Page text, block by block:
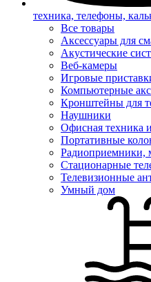
техника, телефоны,
Все товары
Аксессуары для
Акустические
Веб-камеры
Игровые
Компьютерные
Кронштейны для
Наушники
Офисная техника
Портативные
Радиоприемники,
Стационарные
Телевизионные
Умный дом